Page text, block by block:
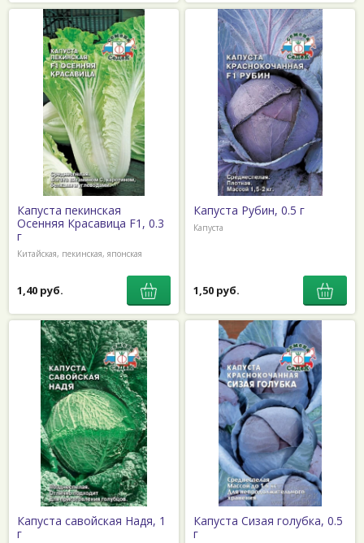
Капуста пекинская
Осенняя Красавица F1, 0.3
г
Китайская, пекинская, японская
1,40 руб.
Капуста Рубин, 0.5 г
Капуста
1,50 руб.
Капуста савойская Надя, 1
г
Капуста Сизая голубка, 0.5
г